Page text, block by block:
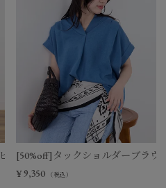
ース
[50%off]タックショルダーブラウ
¥9,350 （税込）